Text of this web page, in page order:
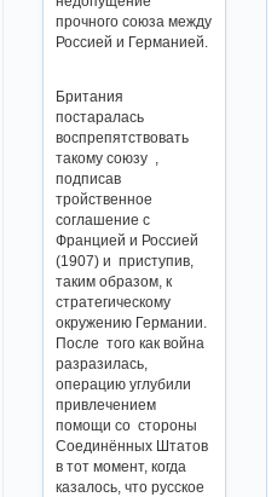
прочного союза между
Россией и Германией.
Британия
постаралась
воспрепятствовать
такому союзу ,
подписав
тройственное
соглашение с
Францией и Россией
(1907) и приступив,
таким образом, к
стратегическому
окружению Германии.
После того как война
разразилась,
операцию углубили
привлечением
помощи со стороны
Соединённых Штатов
в тот момент, когда
казалось, что русское